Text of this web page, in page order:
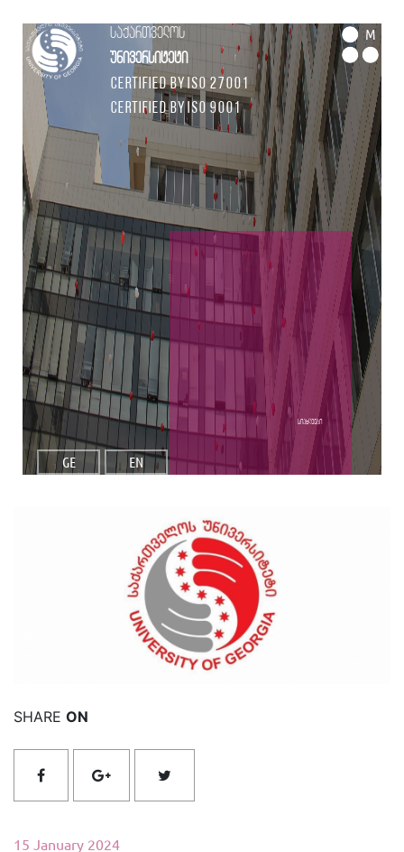
საქართველოს
უნივერსიტეტი
Certified by ISO 27001
Certified by ISO 9001
M
GE EN
სიახლეები
იხილეთ მეტი
SHARE ON
15 January 2024